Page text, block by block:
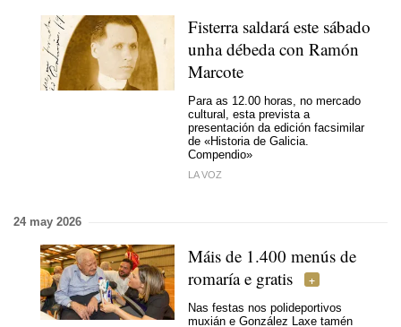
Fisterra saldará este sábado
unha débeda con Ramón
Marcote
Para as 12.00 horas, no mercado
cultural, esta prevista a
presentación da edición facsimilar
de «Historia de Galicia.
Compendio»
LA VOZ
24 may 2026
Máis de 1.400 menús de
romaría e gratis
Nas festas nos polideportivos
muxián e González Laxe tamén